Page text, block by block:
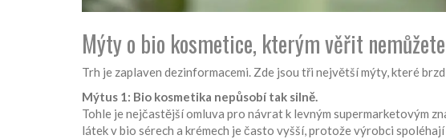
Mýty o bio kosmetice, kterým věřit nemůžete
Trh je zaplaven dezinformacemi. Zde jsou tři největší mýty, které
Mýtus 1: Bio kosmetika nepůsobí tak silně.
Tohle je nejčastější omluva pro návrat k levným supermarketovým
látek v bio sérech a krémech je často vyšší, protože výrobci